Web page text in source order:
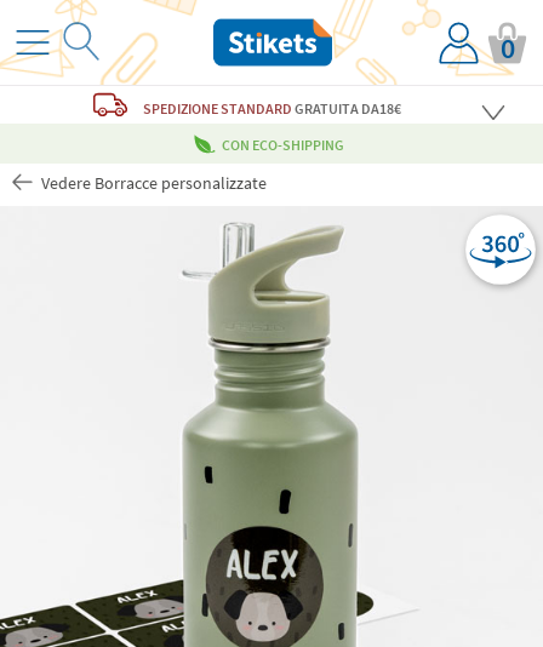
0
SPEDIZIONE STANDARD GRATUITADA18€
CON ECO-SHIPPING
Vedere Borracce personalizzate